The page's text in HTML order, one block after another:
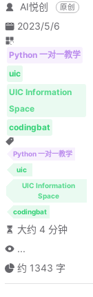
AI悦创 原创
2023/5/6
Python 一对一教学
uic
UIC Information
Space
codingbat
Python 一对一教学
uic
UIC Information
Space
codingbat
大约 4 分钟
...
约 1343 字